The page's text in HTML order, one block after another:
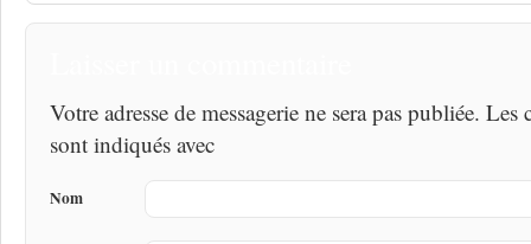
Votre adresse de messagerie ne sera pas publiée.
sont indiqués avec
Nom